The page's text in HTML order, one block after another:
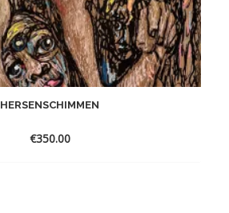
HERSENSCHIMMEN
€350.00